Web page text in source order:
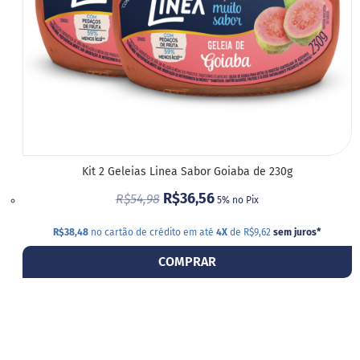
Kit 2 Geleias Linea Sabor Goiaba de 230g
R$54,98 R$36,56 5% no Pix
R$38,48 no cartão de crédito em até4X de R$9,62 sem juros*
COMPRAR